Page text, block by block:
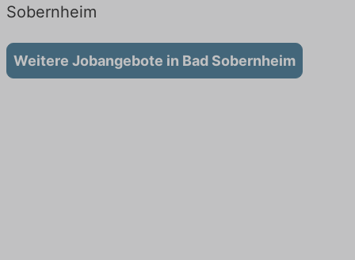
Sobernheim
Weitere Jobangebote in Bad Sobernheim